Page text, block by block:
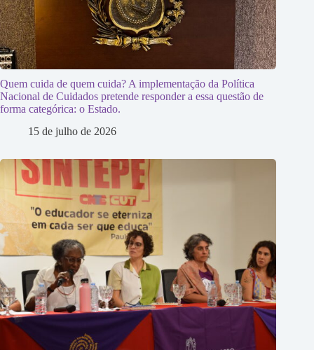
Quem cuida de quem cuida? A implementação da Política
Nacional de Cuidados pretende responder a essa questão de
forma categórica: o Estado.
15 de julho de 2026